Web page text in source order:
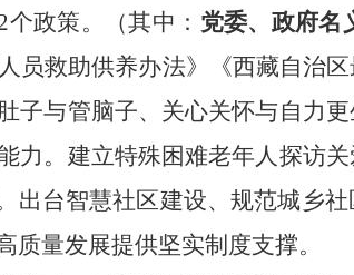
政策。（其中： 党委、政府名
员救助供养办法》《西藏自治
子与管脑子、关心关怀与自力
力。建立特殊困难老年人探访
出台智慧社区建设、规范城乡
量发展提供坚实制度支撑。